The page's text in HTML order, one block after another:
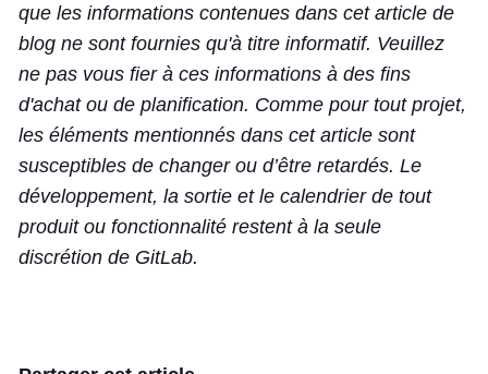
que les informations contenues dans cet article de
blog ne sont fournies qu'à titre informatif. Veuillez
ne pas vous fier à ces informations à des fins
d'achat ou de planification. Comme pour tout projet,
les éléments mentionnés dans cet article sont
susceptibles de changer ou d’être retardés. Le
développement, la sortie et le calendrier de tout
produit ou fonctionnalité restent à la seule
discrétion de GitLab.